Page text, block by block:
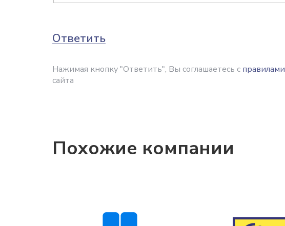
Ответить
Нажимая кнопку "Ответить", Вы соглашаетесь с правилами
сайта
Похожие компании